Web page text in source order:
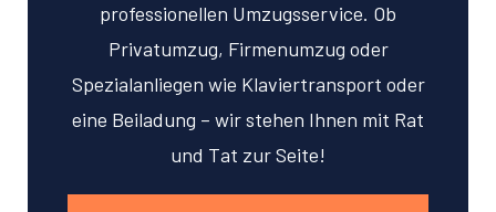
professionellen Umzugsservice. Ob
Privatumzug, Firmenumzug oder
Spezialanliegen wie Klaviertransport oder
eine Beiladung – wir stehen Ihnen mit Rat
und Tat zur Seite!